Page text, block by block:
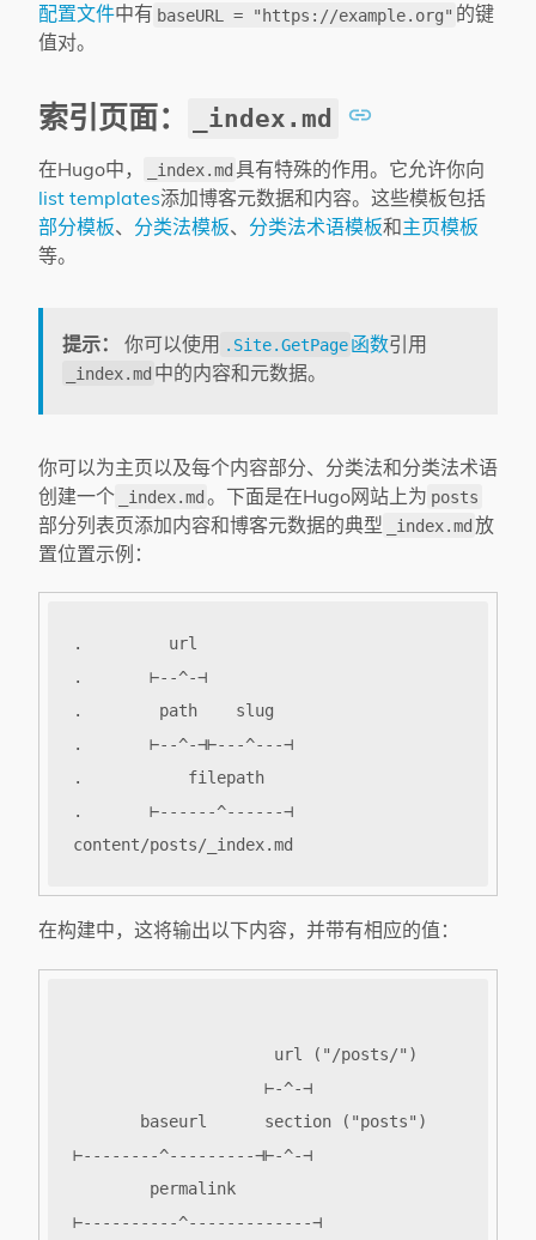
配置文件中有 baseURL = "https://example.org" 的键
值对。
索引页面： _index.md
在Hugo中， _index.md 具有特殊的作用。它允许你向
list templates添加博客元数据和内容。这些模板包括
部分模板、 分类法模板、 分类法术语模板和主页模板
等。
提示： 你可以使用 .Site.GetPage 函数引用
_index.md 中的内容和元数据。
你可以为主页以及每个内容部分、分类法和分类法术语
创建一个
_index.md 。下面是在Hugo网站上为 posts
部分列表页添加内容和博客元数据的典型 _index.md 放
置位置示例：
在构建中，这将输出以下内容，并带有相应的值：